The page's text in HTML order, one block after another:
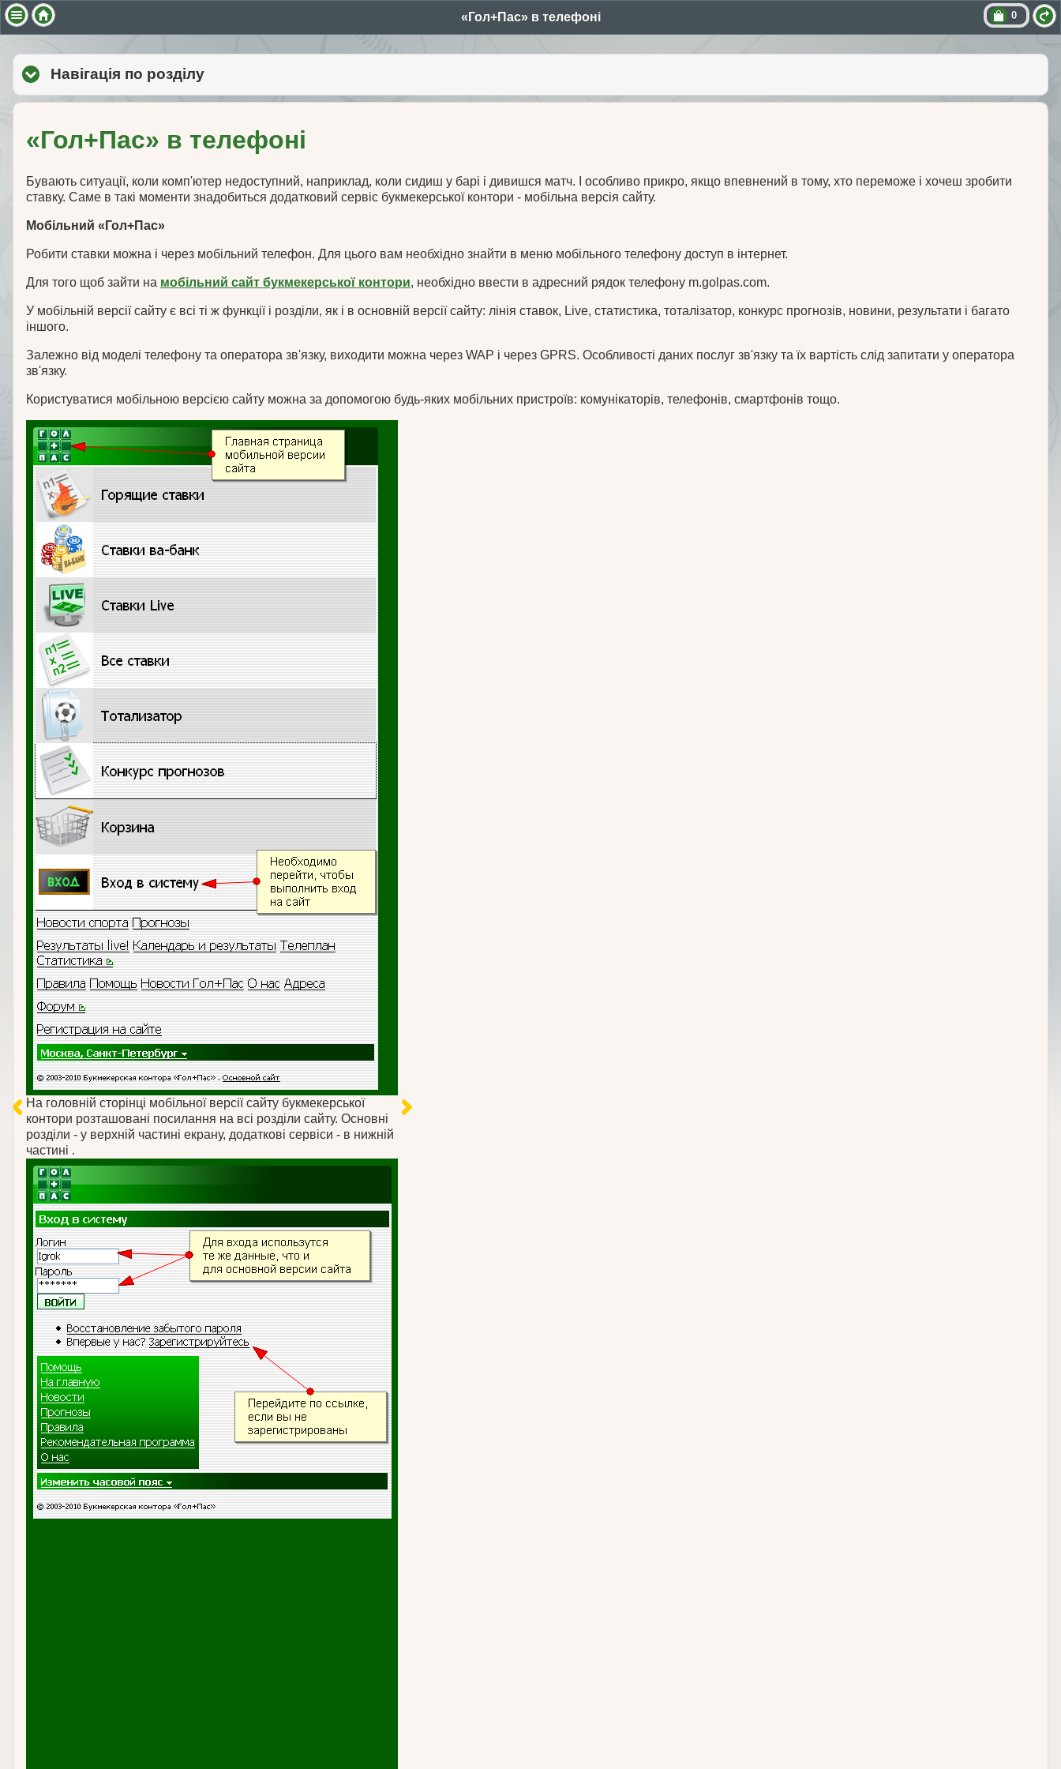
«Гол+Пас» в телефоні 0
Навігація по розділуclick to expand contents
«Гол+Пас» в телефоні
Бувають ситуації, коли комп'ютер недоступний, наприклад, коли сидиш у барі і дивишся матч. І особливо прикро, якщо впевнений в тому, хто переможе і хочеш зробити
ставку. Саме в такі моменти знадобиться додатковий сервіс букмекерської контори - мобільна версія сайту.
Мобільний «Гол+Пас»
Робити ставки можна і через мобільний телефон. Для цього вам необхідно знайти в меню мобільного телефону доступ в інтернет.
Для того щоб зайти на мобільний сайт букмекерської контори, необхідно ввести в адресний рядок телефону m.golpas.com.
У мобільній версії сайту є всі ті ж функції і розділи, як і в основній версії сайту: лінія ставок, Live, статистика, тоталізатор, конкурс прогнозів, новини, результати і багато
іншого.
Залежно від моделі телефону та оператора зв'язку, виходити можна через WAP і через GPRS. Особливості даних послуг зв'язку та їх вартість слід запитати у оператора
зв'язку.
Користуватися мобільною версією сайту можна за допомогою будь-яких мобільних пристроїв: комунікаторів, телефонів, смартфонів тощо.
На головній сторінці мобільної версії сайту букмекерської
контори розташовані посилання на всі розділи сайту. Основні
розділи - у верхній частині екрану, додаткові сервіси - в нижній
частині .